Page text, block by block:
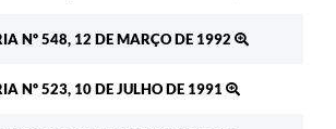
Nº 548, 12 DE MARÇO DE 1992
Nº 523, 10 DE JULHO DE 1991